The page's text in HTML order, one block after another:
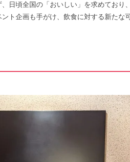
日頃全国の「おいしい」を求めており
ト企画も手がけ、飲食に対する新たな